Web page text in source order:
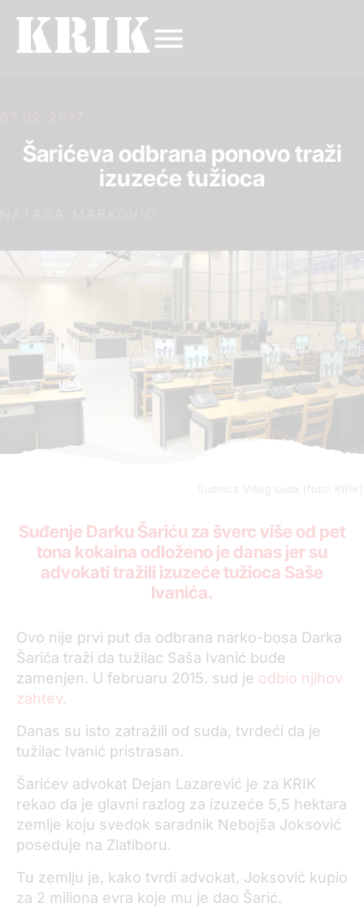
07.02.2017.
Šarićeva odbrana ponovo traži
izuzeće tužioca
Sudnica Višeg suda (foto: KRIK)
Suđenje Darku Šariću za šverc više od pet
tona kokaina odloženo je danas jer su
advokati tražili izuzeće tužioca Saše
Ivanića.
Ovo nije prvi put da odbrana narko-bosa Darka
Šarića traži da tužilac Saša Ivanić bude
zamenjen. U februaru 2015. sud je odbio njihov
zahtev.
Danas su isto zatražili od suda, tvrdeći da je
tužilac Ivanić pristrasan.
Šarićev advokat Dejan Lazarević je za KRIK
rekao da je glavni razlog za izuzeće 5,5 hektara
zemlje koju svedok saradnik Nebojša Joksović
poseduje na Zlatiboru.
Tu zemlju je, kako tvrdi advokat, Joksović kupio
za 2 miliona evra koje mu je dao Šarić.